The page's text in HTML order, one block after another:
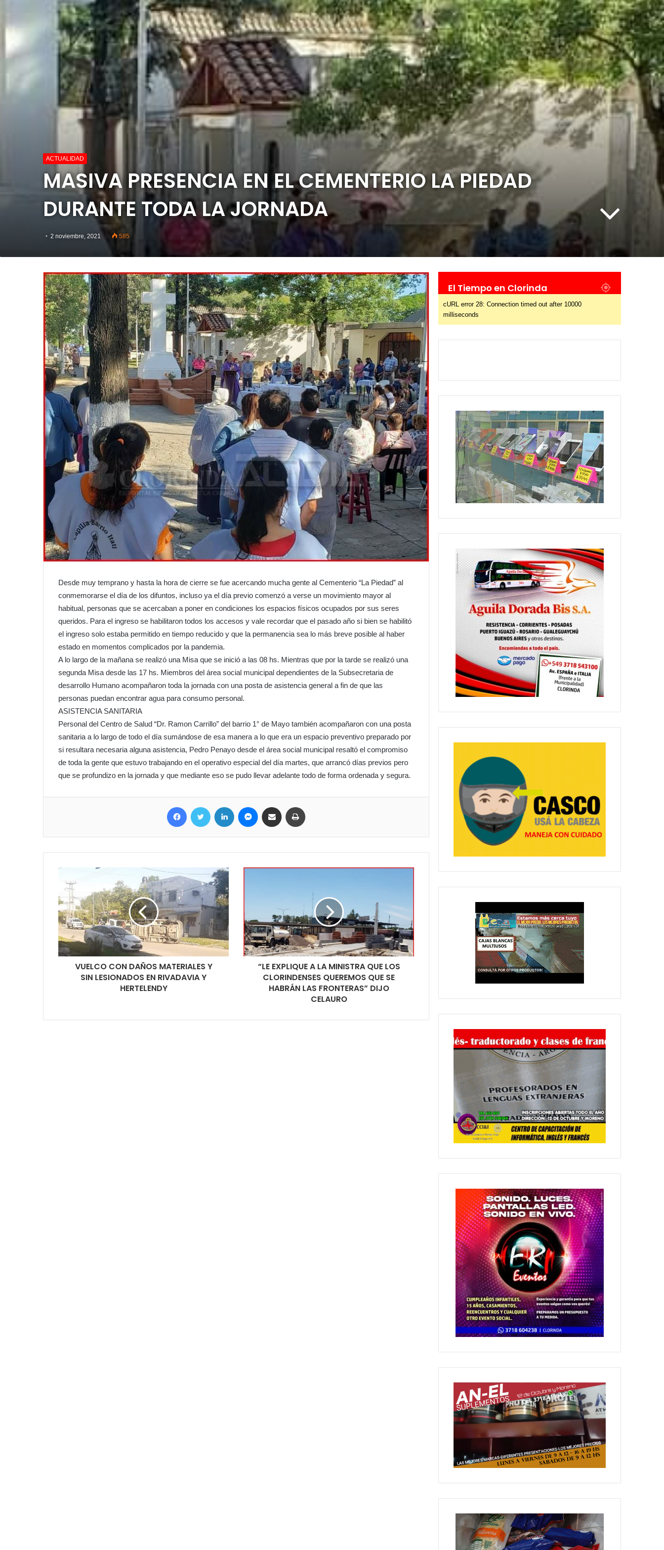
ACTUALIDAD
MASIVA PRESENCIA EN EL CEMENTERIO LA PIEDAD
DURANTE TODA LA JORNADA
2 noviembre, 2021 585
Desde muy temprano y hasta la hora de cierre se fue acercando mucha gente al Cementerio “La Piedad” al
conmemorarse el día de los difuntos, incluso ya el día previo comenzó a verse un movimiento mayor al
habitual, personas que se acercaban a poner en condiciones los espacios físicos ocupados por sus seres
queridos. Para el ingreso se habilitaron todos los accesos y vale recordar que el pasado año si bien se habilitó
el ingreso solo estaba permitido en tiempo reducido y que la permanencia sea lo más breve posible al haber
estado en momentos complicados por la pandemia.
A lo largo de la mañana se realizó una Misa que se inició a las 08 hs. Mientras que por la tarde se realizó una
segunda Misa desde las 17 hs. Miembros del área social municipal dependientes de la Subsecretaria de
desarrollo Humano acompañaron toda la jornada con una posta de asistencia general a fin de que las
personas puedan encontrar agua para consumo personal.
ASISTENCIA SANITARIA
Personal del Centro de Salud “Dr. Ramon Carrillo” del barrio 1° de Mayo también acompañaron con una posta
sanitaria a lo largo de todo el día sumándose de esa manera a lo que era un espacio preventivo preparado por
si resultara necesaria alguna asistencia, Pedro Penayo desde el área social municipal resaltó el compromiso
de toda la gente que estuvo trabajando en el operativo especial del día martes, que arrancó días previos pero
que se profundizo en la jornada y que mediante eso se pudo llevar adelante todo de forma ordenada y segura.
Facebook Twitter LinkedIn MessengerCompartir por correo electrónico
VUELCO CON DAÑOS MATERIALES Y
SIN LESIONADOS EN RIVADAVIA Y
HERTELENDY
“LE EXPLIQUE A LA MINISTRA QUE LOS
CLORINDENSES QUEREMOS QUE SE
HABRÁN LAS FRONTERAS” DIJO
CELAURO
El Tiempo en Clorinda
cURL error 28: Connection timed out after 10000
milliseconds